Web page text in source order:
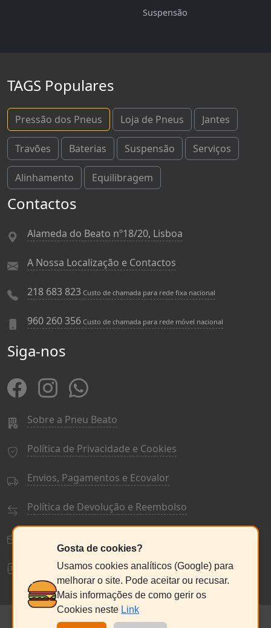
Suspensão
TAGS Populares
Pressão dos Pneus Loja de Pneus Jantes
Travões Baterias Suspensão Serviços
Alinhamento Equilibragem
Contactos
Alameda do Beato nº18/20, Lisboa
A Nossa Localização e Contactos
218 683 823 Custo de chamada para rede fixa nacional
960 260 356 Custo de chamada para rede móvel nacional
Siga-nos
Sobre a Pneu Beato
Política de Privacidade e Cookies
Envios, Pagamentos e Ecovalor
Política de Devolução e Reembolso
Livro de Reclamações
© PneuBeato 2025de Alberto Alexandre Silva Alves
Gosta de cookies?
Usamos cookies analíticos (Google) para
melhorar o site. Pode aceitar ou recusar.
Mais informações de como gerir os
Cookies neste Link